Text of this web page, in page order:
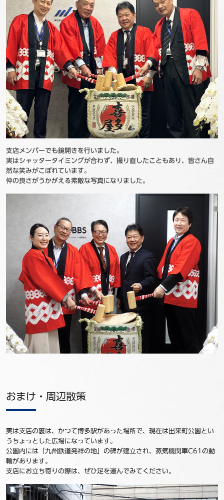
支店メンバーでも鏡開きを行いました。
実はシャッタータイミングが合わず、撮り直したこともあり、皆さん自
然な笑みがこぼれています。
仲の良さがうかがえる素敵な写真になりました。
おまけ・周辺散策
実は支店の裏は、かつて博多駅があった場所で、現在は出来町公園とい
うちょっとした広場になっています。
公園内には「九州鉄道発祥の地」の碑が建立され、蒸気機関車C61の動
輪があります。
支店にお立ち寄りの際は、ぜひ足を運んでみてください。